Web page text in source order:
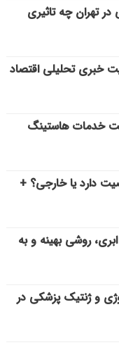
تهران چه تاثیری
خبری تحلیلی اقتصاد
خدمات هاستینگ
دارد یا خارجی؟ +
روشی بهینه و به
و ژنتیک پزشکی در